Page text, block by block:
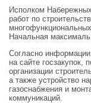
Исполком
работ по
Начальная
Согласно
на сайте госзакупок,
организации
а также устройство
газоснабжения и
коммуникаций.